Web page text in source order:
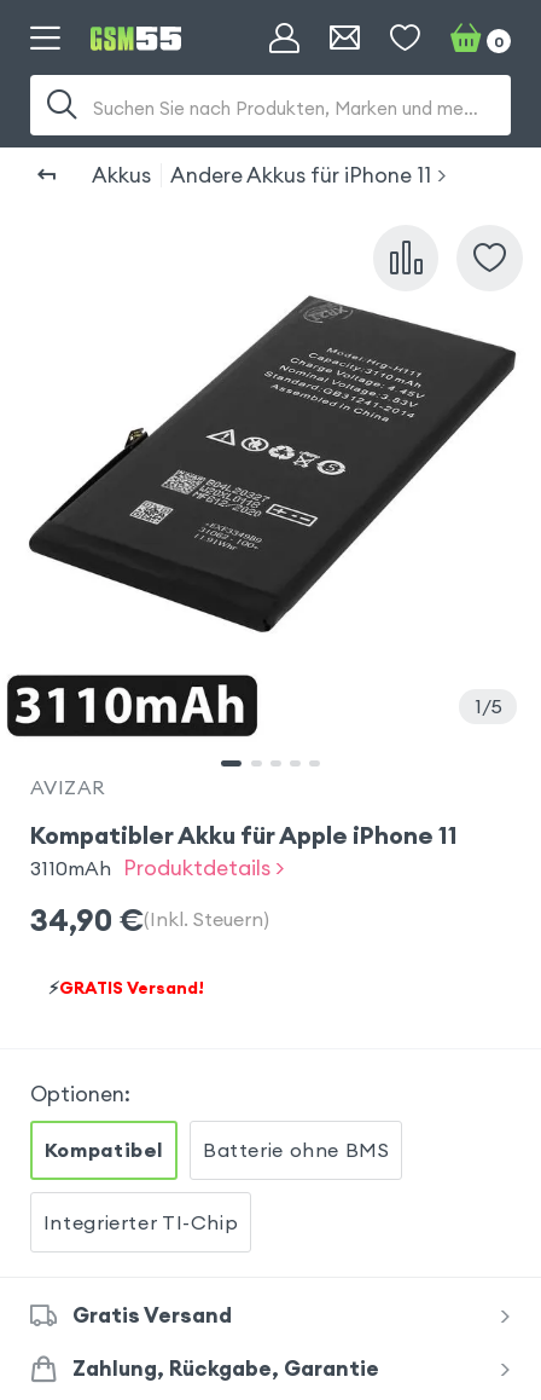
Suchen Sie nach Produkten, Marken und mehr...
0
Akkus Andere Akkus für iPhone 11
1 5
AVIZAR
Kompatibler Akku für Apple iPhone 11
3110mAh Produktdetails >
34,90 €(Inkl. Steuern)
⚡GRATIS Versand!
Optionen:
Kompatibel Batterie ohne BMS
Integrierter TI-Chip
Gratis Versand
Zahlung, Rückgabe, Garantie